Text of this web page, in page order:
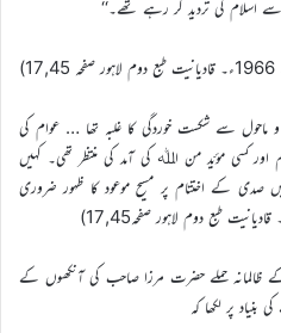
کی تردید کر رہے تھے۔‘‘
ماحول سے شکست خوردگی کا غلبہ تھا … عوام کی
اور کسی مؤیّد من اﷲ کی آمد کی منتظر تھی۔ کہیں
صدی کے اختتام پر مسیح موعود کا ظہور ضروری
ظالمانہ حملے حضرت مرزا صاحب کی آنکھوں کے
پر لکھا کہ